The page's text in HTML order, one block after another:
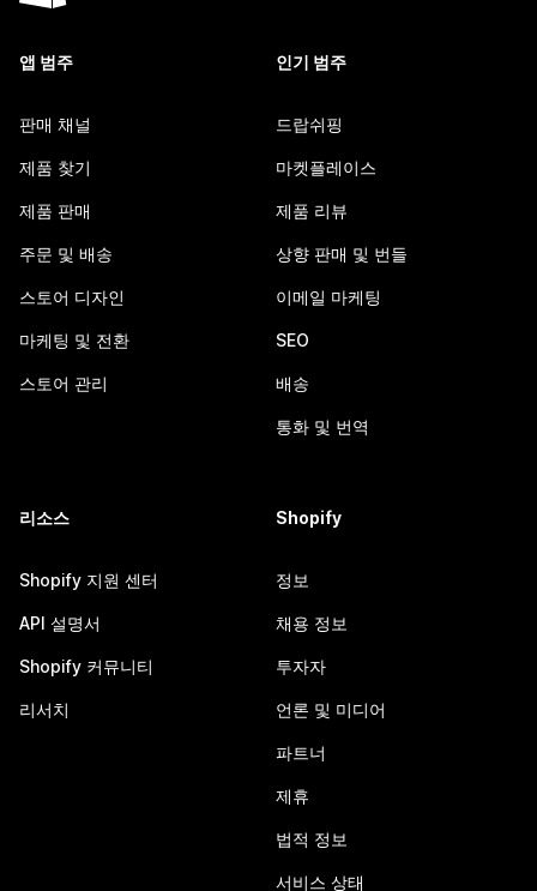
앱 범주
판매 채널
제품 찾기
제품 판매
주문 및 배송
스토어 디자인
마케팅 및 전환
스토어 관리
인기 범주
드랍쉬핑
마켓플레이스
제품 리뷰
상향 판매 및 번들
이메일 마케팅
SEO
배송
통화 및 번역
리소스
Shopify 지원 센터
API 설명서
Shopify 커뮤니티
리서치
Shopify
정보
채용 정보
투자자
언론 및 미디어
파트너
제휴
법적 정보
서비스 상태